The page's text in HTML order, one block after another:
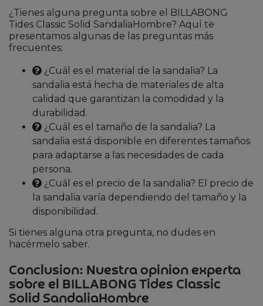
¿Tienes alguna pregunta sobre el BILLABONG
Tides Classic Solid SandaliaHombre? Aquí te
presentamos algunas de las preguntas más
frecuentes:
¿Cuál es el material de la sandalia? La
sandalia está hecha de materiales de alta
calidad que garantizan la comodidad y la
durabilidad.
¿Cuál es el tamaño de la sandalia? La
sandalia está disponible en diferentes tamaños
para adaptarse a las necesidades de cada
persona.
¿Cuál es el precio de la sandalia? El precio de
la sandalia varía dependiendo del tamaño y la
disponibilidad.
Si tienes alguna otra pregunta, no dudes en
hacérmelo saber.
Conclusion: Nuestra opinion experta
sobre el BILLABONG Tides Classic
Solid SandaliaHombre